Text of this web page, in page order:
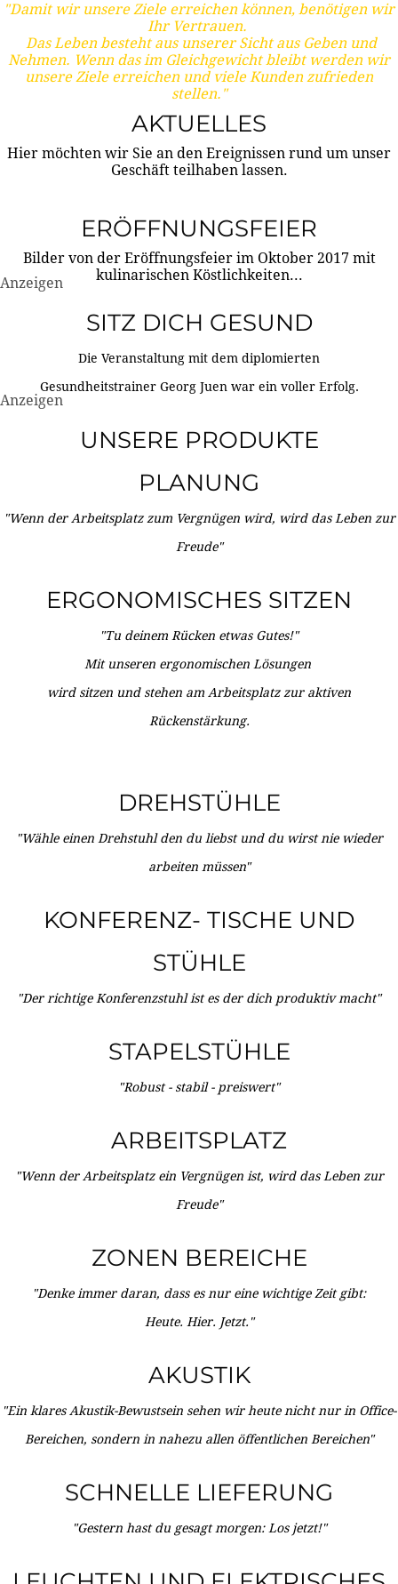
"Damit wir unsere Ziele erreichen können, benötigen wir
Ihr Vertrauen.
Das Leben besteht aus unserer Sicht aus Geben und
Nehmen. Wenn das im Gleichgewicht bleibt werden wir
unsere Ziele erreichen und viele Kunden zufrieden
stellen."
AKTUELLES
Hier möchten wir Sie an den Ereignissen rund um unser
Geschäft teilhaben lassen.
ERÖFFNUNGSFEIER
Bilder von der Eröffnungsfeier im Oktober 2017 mit
kulinarischen Köstlichkeiten...
Anzeigen
SITZ DICH GESUND
Die Veranstaltung mit dem diplomierten
Gesundheitstrainer Georg Juen war ein voller Erfolg.
Anzeigen
UNSERE PRODUKTE
PLANUNG
"Wenn der Arbeitsplatz zum Vergnügen wird, wird das Leben zur
Freude"
ERGONOMISCHES SITZEN
"Tu deinem Rücken etwas Gutes!"
Mit unseren ergonomischen Lösungen
wird sitzen und stehen am Arbeitsplatz zur aktiven
Rückenstärkung.
DREHSTÜHLE
"Wähle einen Drehstuhl den du liebst und du wirst nie wieder
arbeiten müssen"
KONFERENZ- TISCHE UND
STÜHLE
"Der richtige Konferenzstuhl ist es der dich produktiv macht"
STAPELSTÜHLE
"Robust - stabil - preiswert"
ARBEITSPLATZ
"Wenn der Arbeitsplatz ein Vergnügen ist, wird das Leben zur
Freude"
ZONEN BEREICHE
"Denke immer daran, dass es nur eine wichtige Zeit gibt:
Heute. Hier. Jetzt."
AKUSTIK
"Ein klares Akustik-Bewustsein sehen wir heute nicht nur in Office-
Bereichen, sondern in nahezu allen öffentlichen Bereichen"
SCHNELLE LIEFERUNG
"Gestern hast du gesagt morgen: Los jetzt!"